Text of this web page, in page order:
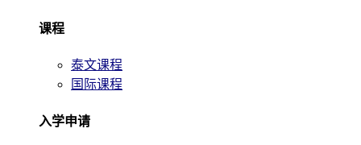
课程
泰文课程
国际课程
入学申请